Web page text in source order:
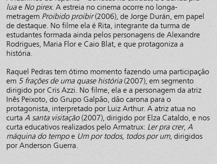
luae No pirex. A estreia no cinema ocorre no longa-
metragem Proibido proibir(2006), de Jorge Durán, em papel
de destaque. No filme ela é Rita, integrante da turma de
estudantes formada ainda pelos personagens de Alexandre
Rodrigues, Maria Flor e Caio Blat, e que protagoniza a
história.
Raquel Pedras tem ótimo momento fazendo uma participação
em 5 frações de uma quase história(2007), em segmento
dirigido por Cris Azzi. No filme, ela e a personagem da atriz
Inês Peixoto, do Grupo Galpão, dão carona para o
protagonista, interpretado por Luiz Arthur. A atriz atua no
curta A santa visitação(2007), dirigido por Elza Cataldo, e nos
curta educativos realizados pelo Armatrux: Ler pra crer, A
máquina do tempoe Um por todos, todos por um, dirigidos
por Anderson Guerra.